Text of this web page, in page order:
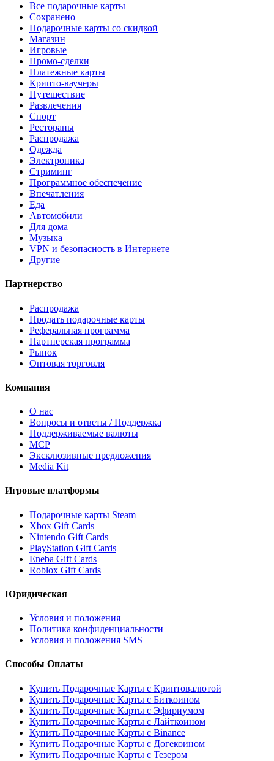
Все подарочные карты
Сохранено
Подарочные карты со скидкой
Магазин
Игровые
Промо-сделки
Платежные карты
Крипто-ваучеры
Путешествие
Развлечения
Спорт
Рестораны
Распродажа
Одежда
Электроника
Стриминг
Программное обеспечение
Впечатления
Еда
Автомобили
Для дома
Музыка
VPN и безопасность в Интернете
Другие
Партнерство
Распродажа
Продать подарочные карты
Реферальная программа
Партнерская программа
Рынок
Оптовая торговля
Компания
О нас
Вопросы и ответы / Поддержка
Поддерживаемые валюты
MCP
Эксклюзивные предложения
Media Kit
Игровые платформы
Подарочные карты Steam
Xbox Gift Cards
Nintendo Gift Cards
PlayStation Gift Cards
Eneba Gift Cards
Roblox Gift Cards
Юридическая
Условия и положения
Политика конфиденциальности
Условия и положения SMS
Способы Оплаты
Купить Подарочные Карты с Криптовалютой
Купить Подарочные Карты с Биткоином
Купить Подарочные Карты с Эфириумом
Купить Подарочные Карты с Лайткоином
Купить Подарочные Карты с Binance
Купить Подарочные Карты с Догекоином
Купить Подарочные Карты с Тезером